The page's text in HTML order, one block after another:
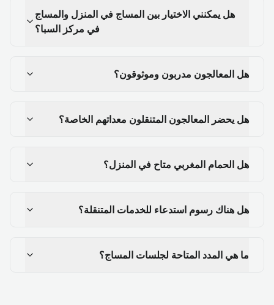
هل يمكنني الاختيار بين المساج في المنزل والمساج
في مركز السبا؟
هل المعالجون مدربون وموثوقون؟
هل يحضر المعالجون المتنقلون معداتهم الخاصة؟
هل الحمام المغربي متاح في المنزل؟
هل هناك رسوم استدعاء للخدمات المتنقلة؟
ما هي المدد المتاحة لجلسات المساج؟